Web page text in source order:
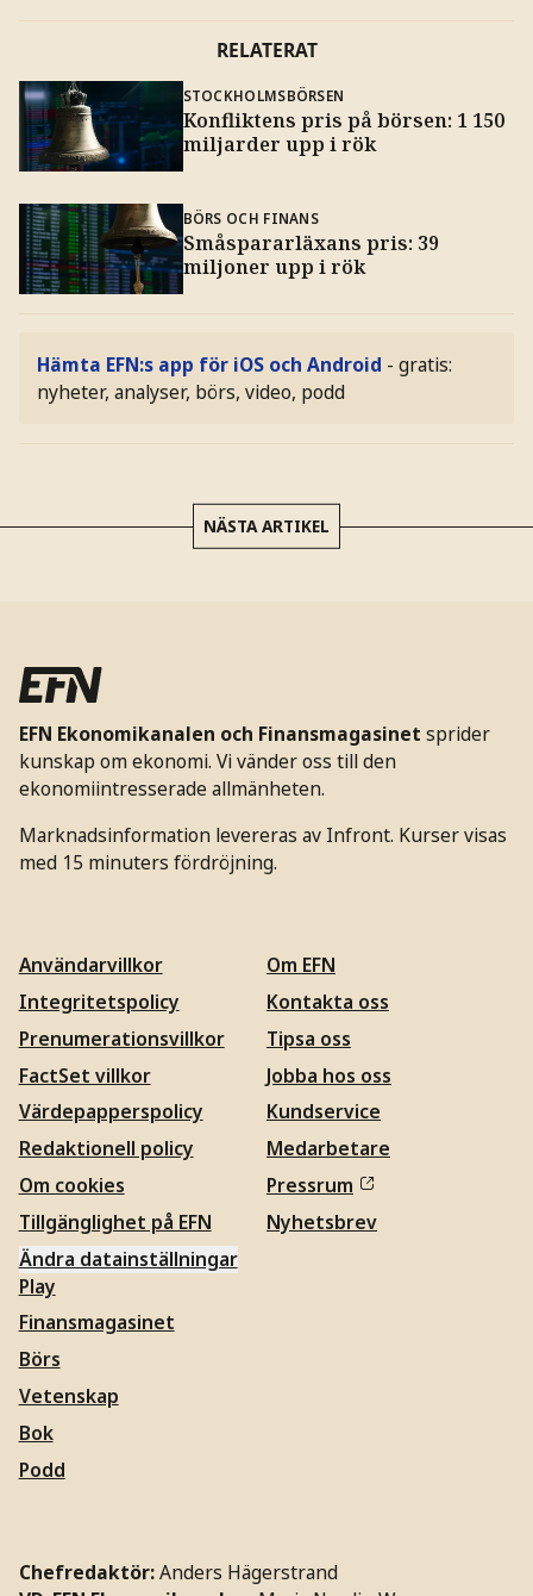
Investor
−7,5
−87
−6,9
Nordea
−6,8
Alfa Laval
−6,4
−14
SEB
−5,9
Swedbank
−5,3
SHB
−4,4
−13
Ericsson
Telia
−0,5
−1
EQT
−0,4
Källa: Infront och
RELATERAT
STOCKHOLMSBÖRSEN
Konfliktens pris på börsen: 1 150
miljarder upp i rök
BÖRS OCH FINANS
Småspararläxans pris: 39
miljoner upp i rök
Hämta EFN:s app för iOS och Android - gratis:
nyheter, analyser, börs, video, podd
NÄSTA ARTIKEL
EFN Ekonomikanalen och Finansmagasinet sprider
kunskap om ekonomi. Vi vänder oss till den
ekonomiintresserade allmänheten.
Marknadsinformation levereras av Infront. Kurser visas
med 15 minuters fördröjning.
Användarvillkor
Integritetspolicy
Prenumerationsvillkor
FactSet villkor
Värdepapperspolicy
Redaktionell policy
Om cookies
Tillgänglighet på EFN
Ändra datainställningar
Om EFN
Kontakta oss
Tipsa oss
Jobba hos oss
Kundservice
Medarbetare
Pressrum
Nyhetsbrev
Play
Finansmagasinet
Börs
Vetenskap
Bok
Podd
Chefredaktör:Anders Hägerstrand